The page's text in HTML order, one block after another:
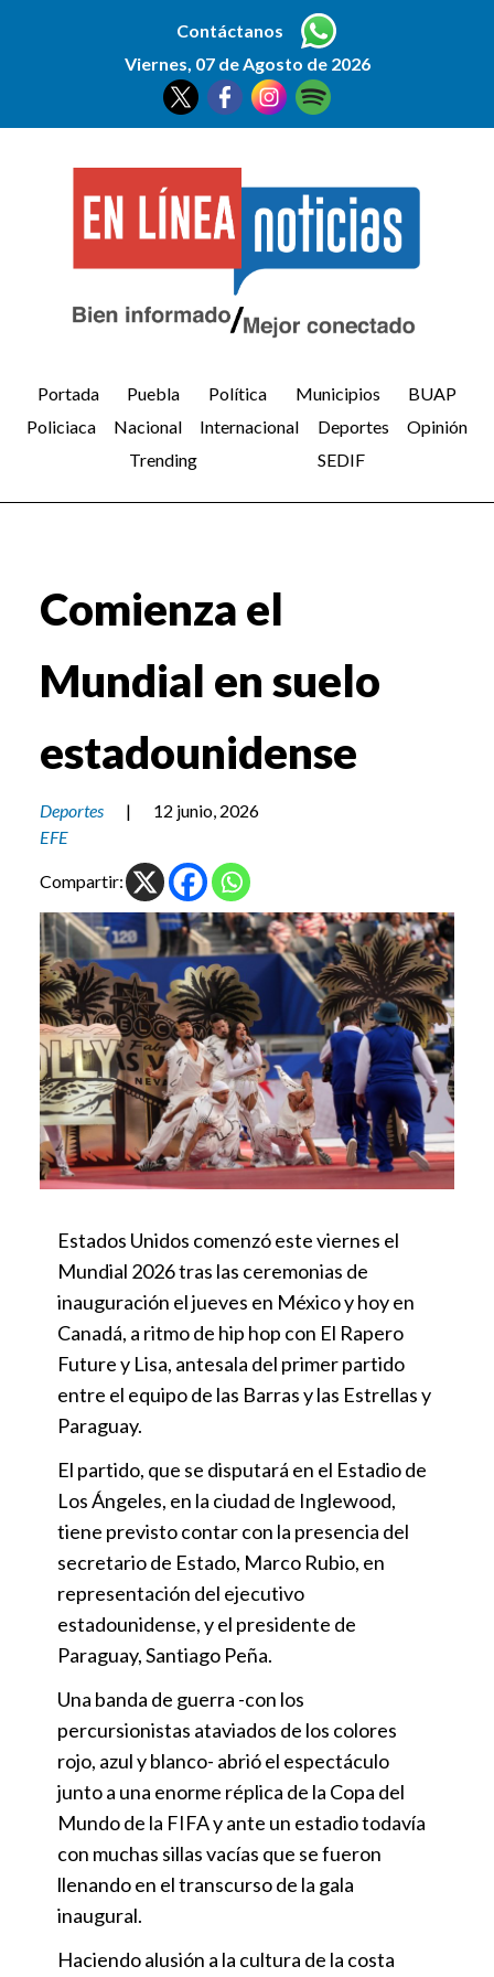
Contáctanos
Viernes, 07 de Agosto de 2026
Portada Puebla Política Municipios
BUAP
Policiaca
Nacional Internacional Deportes
Opinión
Trending
SEDIF
Comienza el
Mundial en suelo
estadounidense
Deportes |
12 junio, 2026
EFE
Compartir:
Estados Unidos comenzó este viernes el
Mundial 2026 tras las ceremonias de
inauguración el jueves en México y hoy en
Canadá, a ritmo de hip hop con El Rapero
Future y Lisa, antesala del primer partido
entre el equipo de las Barras y las Estrellas y
Paraguay.
El partido, que se disputará en el Estadio de
Los Ángeles, en la ciudad de Inglewood,
tiene previsto contar con la presencia del
secretario de Estado, Marco Rubio, en
representación del ejecutivo
estadounidense, y el presidente de
Paraguay, Santiago Peña.
Una banda de guerra -con los
percursionistas ataviados de los colores
rojo, azul y blanco- abrió el espectáculo
junto a una enorme réplica de la Copa del
Mundo de la FIFA y ante un estadio todavía
con muchas sillas vacías que se fueron
llenando en el transcurso de la gala
inaugural.
Haciendo alusión a la cultura de la costa